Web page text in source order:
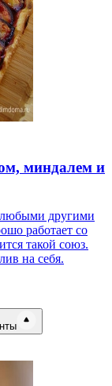
миндалем и
любыми другими
работает со
такой союз.
на себя.